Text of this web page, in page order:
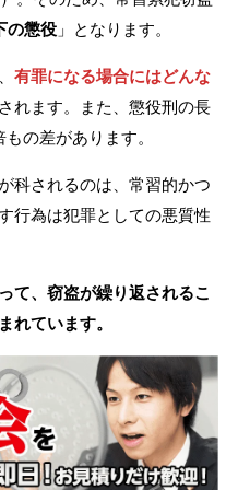
の懲役」となります。
有罪になる場合にはどんな
れます。また、懲役刑の長
の差があります。
科されるのは、常習的かつ
行為は犯罪としての悪質性
て、窃盗が繰り返されるこ
れています。